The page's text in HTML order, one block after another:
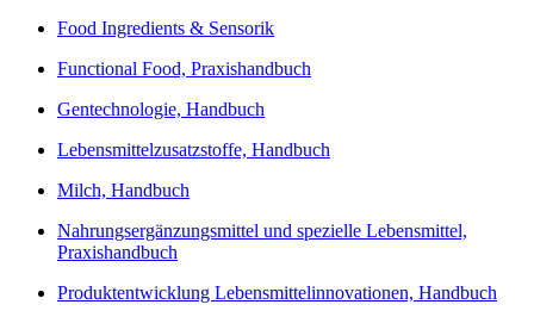
Food Ingredients & Sensorik
Functional Food, Praxishandbuch
Gentechnologie, Handbuch
Lebensmittelzusatzstoffe, Handbuch
Milch, Handbuch
Nahrungsergänzungsmittel und spezielle Lebensmittel,
Praxishandbuch
Produktentwicklung Lebensmittelinnovationen, Handbuch